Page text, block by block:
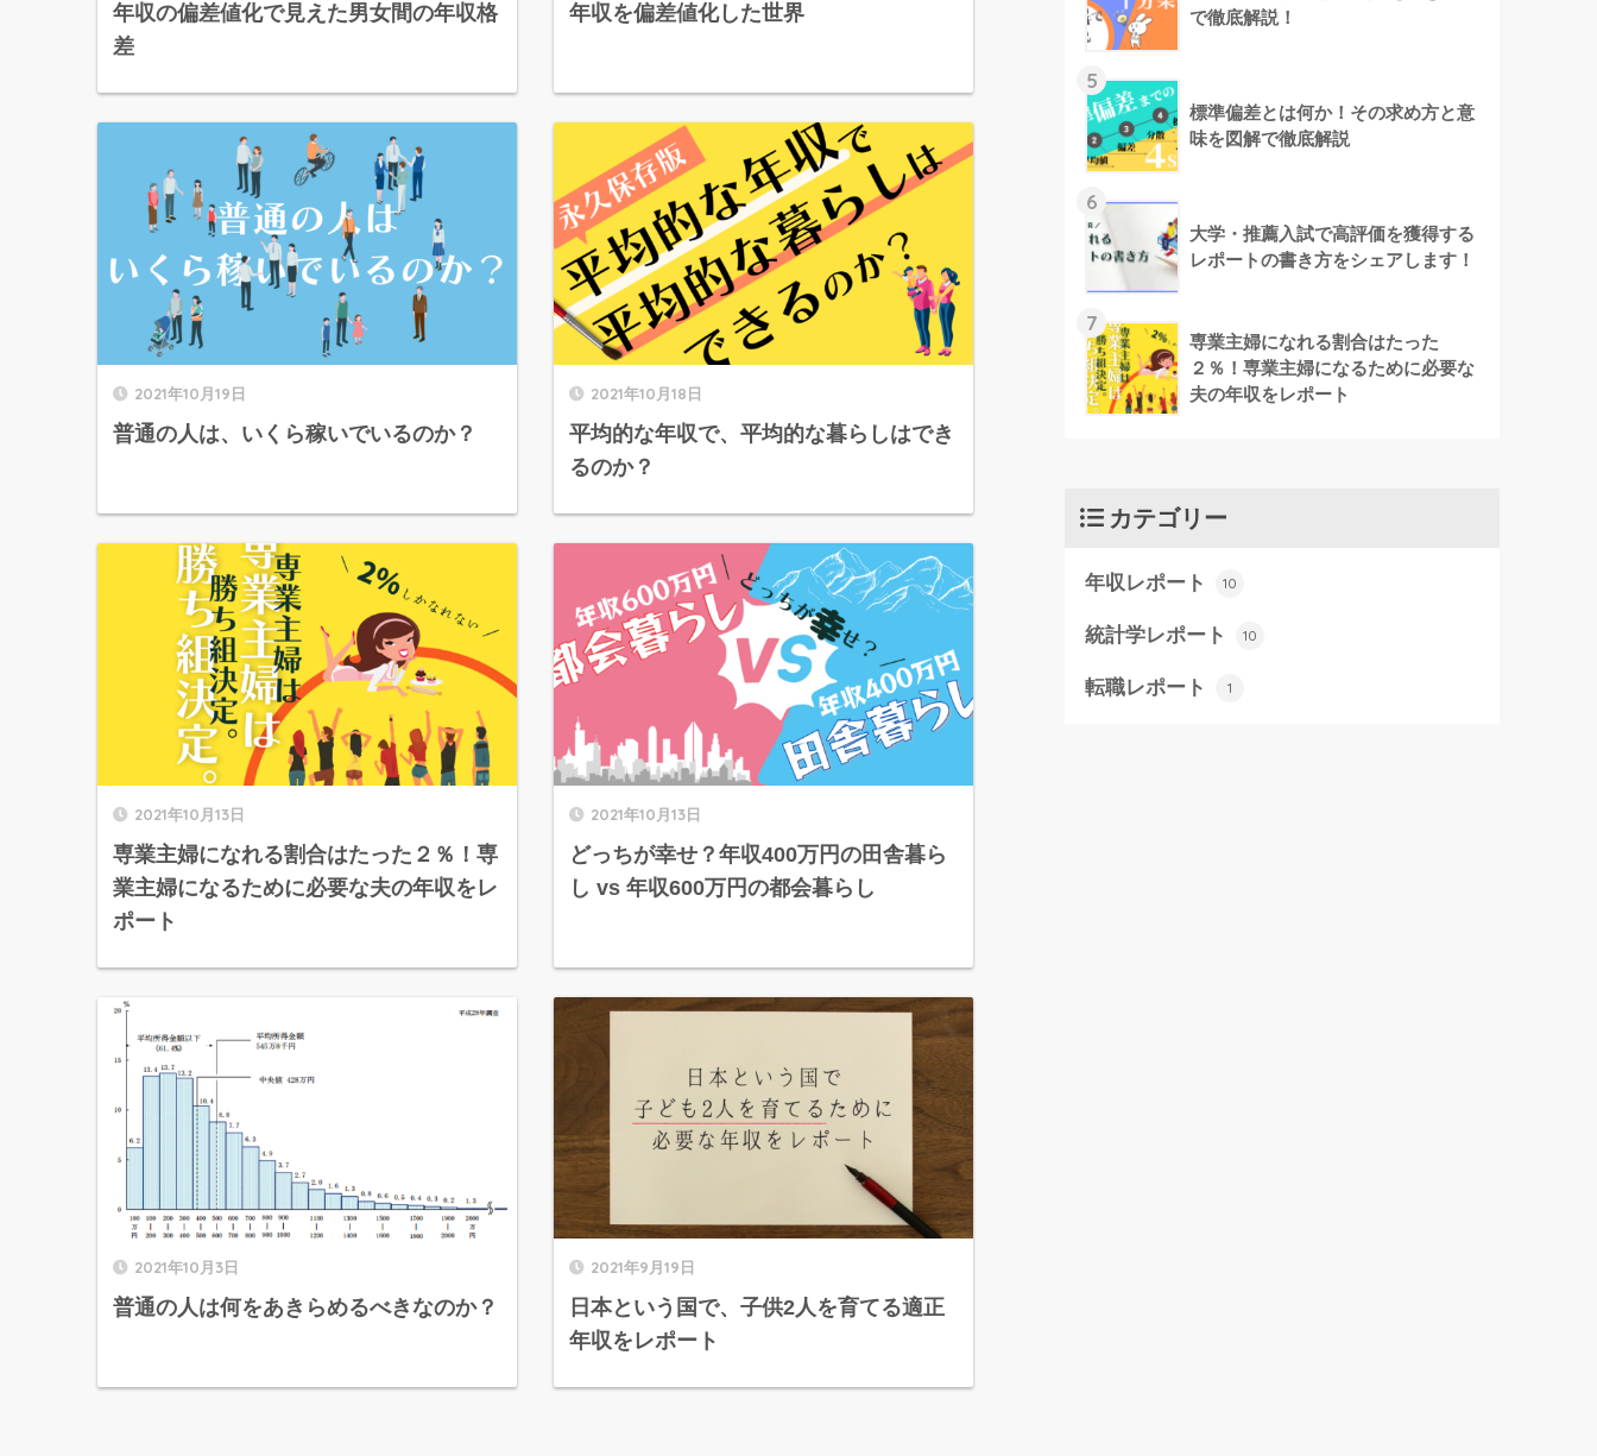
年収の偏差値化で見えた男女間の年収格
差
年収を偏差値化した世界
2021年10月19日
普通の人は、いくら稼いでいるのか？
2021年10月18日
平均的な年収で、平均的な暮らしはでき
るのか？
2021年10月13日
専業主婦になれる割合はたった２％！専
業主婦になるために必要な夫の年収をレ
ポート
2021年10月13日
どっちが幸せ？年収400万円の田舎暮ら
し vs 年収600万円の都会暮らし
2021年10月3日
普通の人は何をあきらめるべきなのか？
2021年9月19日
日本という国で、子供2人を育てる適正
年収をレポート
で徹底解説！
5
標準偏差とは何か！その求め方と意
味を図解で徹底解説
6
大学・推薦入試で高評価を獲得する
レポートの書き方をシェアします！
7
専業主婦になれる割合はたった
２％！専業主婦になるために必要な
夫の年収をレポート
カテゴリー
年収レポート 10
統計学レポート 10
転職レポート 1